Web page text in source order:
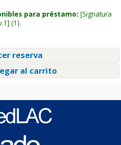
para préstamo: Signatura
(1).
reserva
al carrito